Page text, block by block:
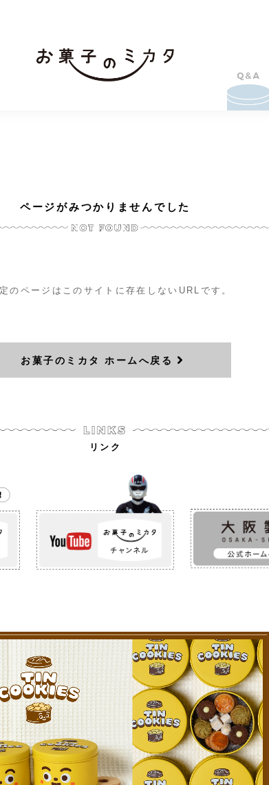
ページがみつかりませんでした
のページはこのサイトに存在しないURLです。
お菓子のミカタ ホームへ戻る
リンク